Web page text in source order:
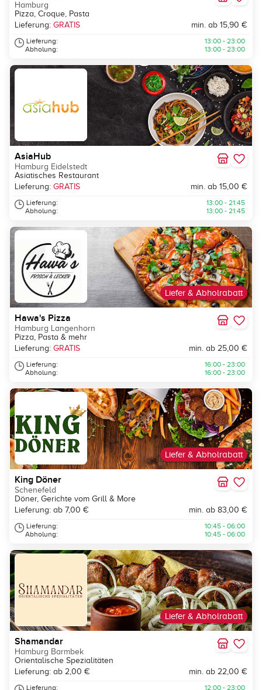
Hamburg
Pizza, Croque, Pasta
Lieferung: GRATIS min. ab 15,90 €
Lieferung:
Abholung:
13:00 - 23:00
13:00 - 23:00
AsiaHub
Hamburg Eidelstedt
Asiatisches Restaurant
Lieferung: GRATIS min. ab 15,00 €
Lieferung:
Abholung:
13:00 - 21:45
13:00 - 21:45
Liefer & Abholrabatt
Hawa's Pizza
Hamburg Langenhorn
Pizza, Pasta & mehr
Lieferung: GRATIS min. ab 25,00 €
Lieferung:
Abholung:
16:00 - 23:00
16:00 - 23:00
Liefer & Abholrabatt
King Döner
Schenefeld
Döner, Gerichte vom Grill & More
Lieferung: ab 7,00 €
min. ab 83,00 €
Lieferung:
Abholung:
10:45 - 06:00
10:45 - 06:00
Liefer & Abholrabatt
Shamandar
Hamburg Barmbek
Orientalische Spezialitäten
Lieferung: ab 2,00 €
min. ab 22,00 €
Lieferung: 12:00 - 23:00